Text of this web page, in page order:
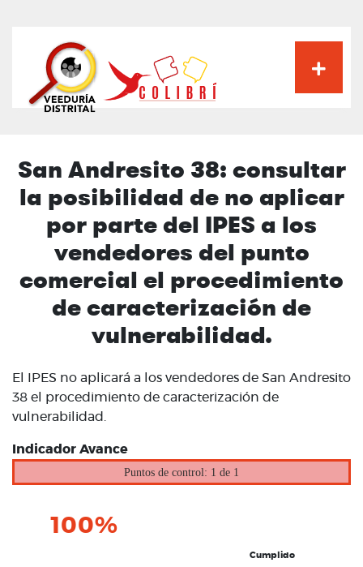
principal
San Andresito 38: consultar
la posibilidad de no aplicar
por parte del IPES a los
vendedores del punto
comercial el procedimiento
de caracterización de
vulnerabilidad.
El IPES no aplicará a los vendedores de San Andresito
38 el procedimiento de caracterización de
vulnerabilidad.
Indicador Avance
Puntos de control: 1 de 1
100%
Cumplido